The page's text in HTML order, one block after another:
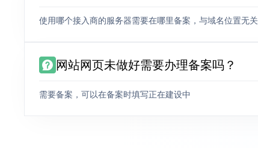
使用哪个接入商的服务器需要在哪里备案，与域名位置无关
网站网页未做好需要办理备案吗？
需要备案，可以在备案时填写正在建设中